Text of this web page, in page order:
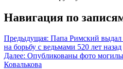
Навигация по
Предыдущая: Папа Римский выдал
на борьбу с ведьмами 520 лет назад
Далее: Опубликованы фото могилы
Ковалькова